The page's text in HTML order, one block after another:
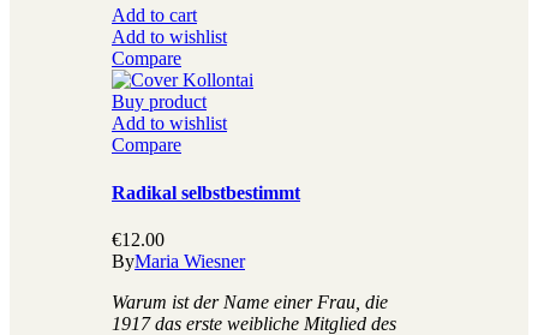
Add to cart
Add to wishlist
Compare
Buy product
Add to wishlist
Compare
Radikal selbstbestimmt
€12.00
ByMaria Wiesner
Warum ist der Name einer Frau, die
1917 das erste weibliche Mitglied des